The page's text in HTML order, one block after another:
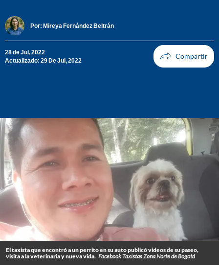
Por: Mireya Fernández Beltrán
28 de Jul, 2022
Actualizado: 29 De Jul, 2022
El taxista que encontró a un perrito en su auto publicó videos de su paseo,
visita a la veterinaria y nueva vida. Facebook Taxistas Zona Norte de Bogotá